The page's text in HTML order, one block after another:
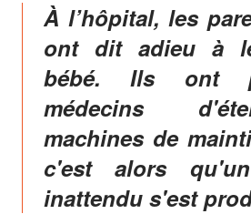
À l’hôpital, les parents dévastés
ont dit adieu à
bébé. Ils ont
médecins
machines de
c'est alors qu'un
inattendu s'est